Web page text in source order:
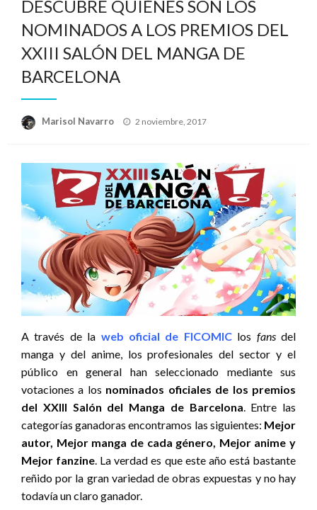
DESCUBRE QUIÉNES SON LOS
NOMINADOS A LOS PREMIOS DEL
XXIII SALÓN DEL MANGA DE
BARCELONA
Marisol Navarro
Publicado
2 noviembre, 2017
A través de la web oficial de FICOMIC los fansdel
manga y del anime, los profesionales del sector y el
público en general han seleccionado mediante sus
votaciones a los nominados oficiales de los premios
del XXIII Salón del Manga de Barcelona . Entre las
categorías ganadoras encontramos las siguientes: Mejor
autor, Mejor manga de cada género, Mejor anime y
Mejor fanzine . La verdad es que este año está bastante
reñido por la gran variedad de obras expuestas y no hay
todavía un claro ganador.